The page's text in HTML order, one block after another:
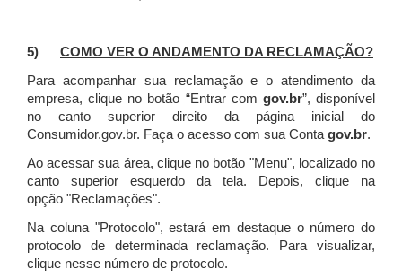
5) COMO VER O ANDAMENTO DA RECLAMAÇÃO?
Para acompanhar sua reclamação e o atendimento da
empresa, clique no botão “Entrar com gov.br”, disponível
no canto superior direito da página inicial do
Consumidor.gov.br. Faça o acesso com sua Contagov.br.
Ao acessar sua área, clique no botão "Menu", localizado no
canto superior esquerdo da tela. Depois, clique na
opção "Reclamações".
Na coluna "Protocolo", estará em destaque o número do
protocolo de determinada reclamação. Para visualizar,
clique nesse número de protocolo.